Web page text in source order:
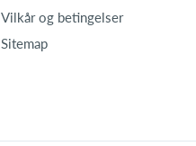
Vilkår og betingelser
Sitemap